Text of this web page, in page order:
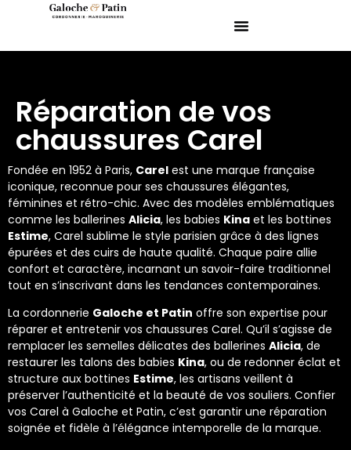
Réparation de vos
chaussures Carel
Fondée en 1952 à Paris, Carel est une marque française
iconique, reconnue pour ses chaussures élégantes,
féminines et rétro-chic. Avec des modèles emblématiques
comme les ballerines Alicia, les babies Kina et les bottines
Estime, Carel sublime le style parisien grâce à des lignes
épurées et des cuirs de haute qualité. Chaque paire allie
confort et caractère, incarnant un savoir-faire traditionnel
tout en s’inscrivant dans les tendances contemporaines.
La cordonnerie Galoche et Patin offre son expertise pour
réparer et entretenir vos chaussures Carel. Qu’il s’agisse de
remplacer les semelles délicates des ballerines Alicia, de
restaurer les talons des babies Kina, ou de redonner éclat et
structure aux bottines Estime, les artisans veillent à
préserver l’authenticité et la beauté de vos souliers. Confier
vos Carel à Galoche et Patin, c’est garantir une réparation
soignée et fidèle à l’élégance intemporelle de la marque.